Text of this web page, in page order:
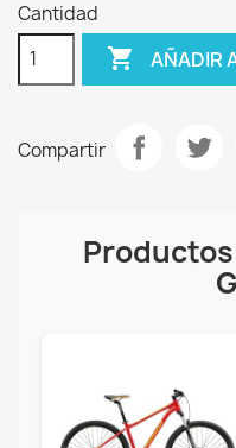
Cantidad
 AÑADIR
Compartir